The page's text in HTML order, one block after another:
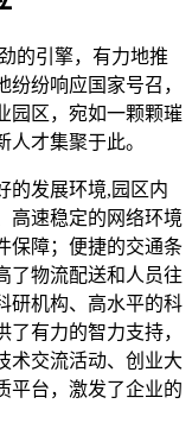
的引擎，有力地推
纷响应国家号召，
园区，宛如一颗颗璀
才集聚于此。
的发展环境,园区内
高速稳定的网络环境
保障；便捷的交通条
了物流配送和人员往
研机构、高水平的科
有力的智力支持，
术交流活动、创业大
平台，激发了企业的